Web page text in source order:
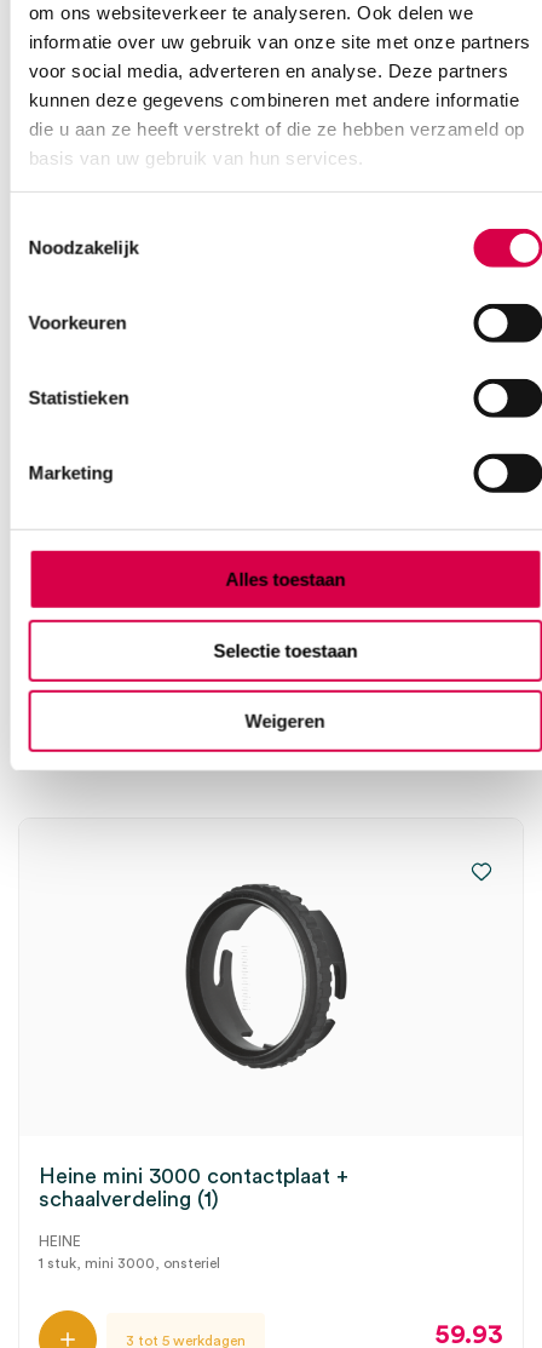
om ons websiteverkeer te analyseren. Ook delen we
informatie over uw gebruik van onze site met onze partners
voor social media, adverteren en analyse. Deze partners
kunnen deze gegevens combineren met andere informatie
die u aan ze heeft verstrekt of die ze hebben verzameld op
basis van uw gebruik van hun services.
Noodzakelijk
Voorkeuren
Statistieken
Marketing
Alles toestaan
Selectie toestaan
Weigeren
Heine mini 3000 contactplaat +
HEINE
59.93
Vaak gekocht in combinatie
Heine mini 3000 contactplaat +
schaalverdeling (1)
HEINE
1 stuk, mini 3000, onsteriel
3 tot 5 werkdagen 59.93